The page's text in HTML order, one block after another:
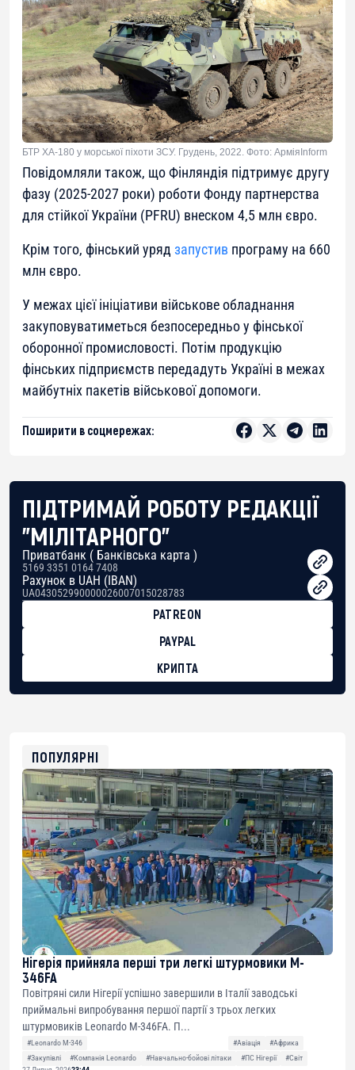
БТР XA-180 у морської піхоти ЗСУ. Грудень, 2022. Фото: АрміяInform
Повідомляли також, що Фінляндія підтримує другу
фазу (2025-2027 роки) роботи Фонду партнерства
для стійкої України (PFRU) внеском 4,5 млн євро.
Крім того, фінський уряд запустив програму на 660
млн євро.
У межах цієї ініціативи військове обладнання
закуповуватиметься безпосередньо у фінської
оборонної промисловості. Потім продукцію
фінських підприємств передадуть Україні в межах
майбутніх пакетів військової допомоги.
Поширити в соцмережах:
ПІДТРИМАЙ РОБОТУ РЕДАКЦІЇ
"МІЛІТАРНОГО"
Приватбанк ( Банківська карта )
5169 3351 0164 7408
Рахунок в UAH (IBAN)
UA043052990000026007015028783
PATREON
PAYPAL
КРИПТА
0xfD02863D3289416fcF50975c9DFda13623f97758
ПОПУЛЯРНІ
Нігерія прийняла перші три легкі штурмовики M-
346FA
Повітряні сили Нігерії успішно завершили в Італії заводські
приймальні випробування першої партії з трьох легких
штурмовиків Leonardo M-346FA. П...
#Leonardo M-346 #Авіація
#Африка
#Закупівлі
#Компанія Leonardo #Навчально-бойові літаки #ПС Нігерії
#Світ